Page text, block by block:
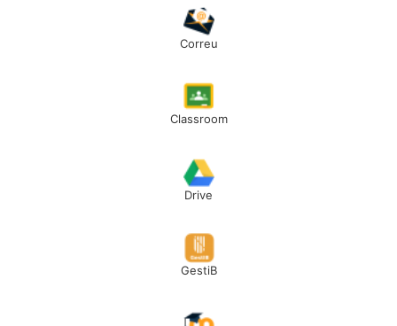
Correu
Classroom
Drive
GestiB